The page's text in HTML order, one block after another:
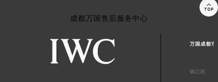
成都万国售后服务中心
万国成都市
锦江区
